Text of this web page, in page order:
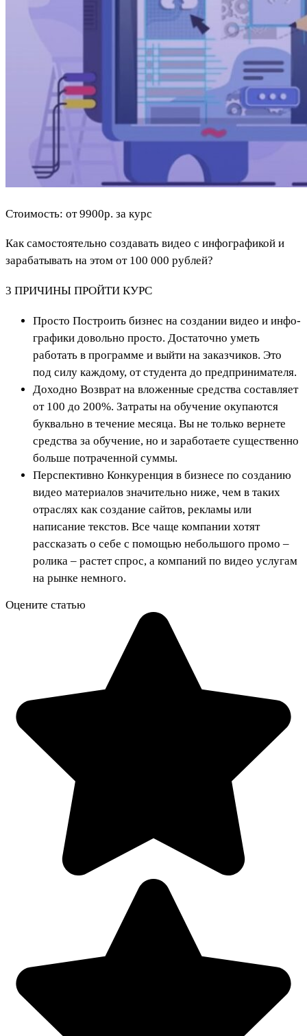
Стоимость: от 9900р. за курс
Как самостоятельно создавать видео с инфографикой и
зарабатывать на этом от 100 000 рублей?
3 ПРИЧИНЫ ПРОЙТИ КУРС
Просто Построить бизнес на создании видео и инфо-
графики довольно просто. Достаточно уметь
работать в программе и выйти на заказчиков. Это
под силу каждому, от студента до предпринимателя.
Доходно Возврат на вложенные средства составляет
от 100 до 200%. Затраты на обучение окупаются
буквально в течение месяца. Вы не только вернете
средства за обучение, но и заработаете существенно
больше потраченной суммы.
Перспективно Конкуренция в бизнесе по созданию
видео материалов значительно ниже, чем в таких
отраслях как создание сайтов, рекламы или
написание текстов. Все чаще компании хотят
рассказать о себе с помощью небольшого промо –
ролика – растет спрос, а компаний по видео услугам
на рынке немного.
Оцените статью